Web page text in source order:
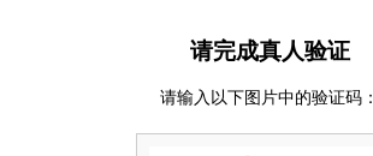
请完成真人验证
请输入以下图片中的验证码：